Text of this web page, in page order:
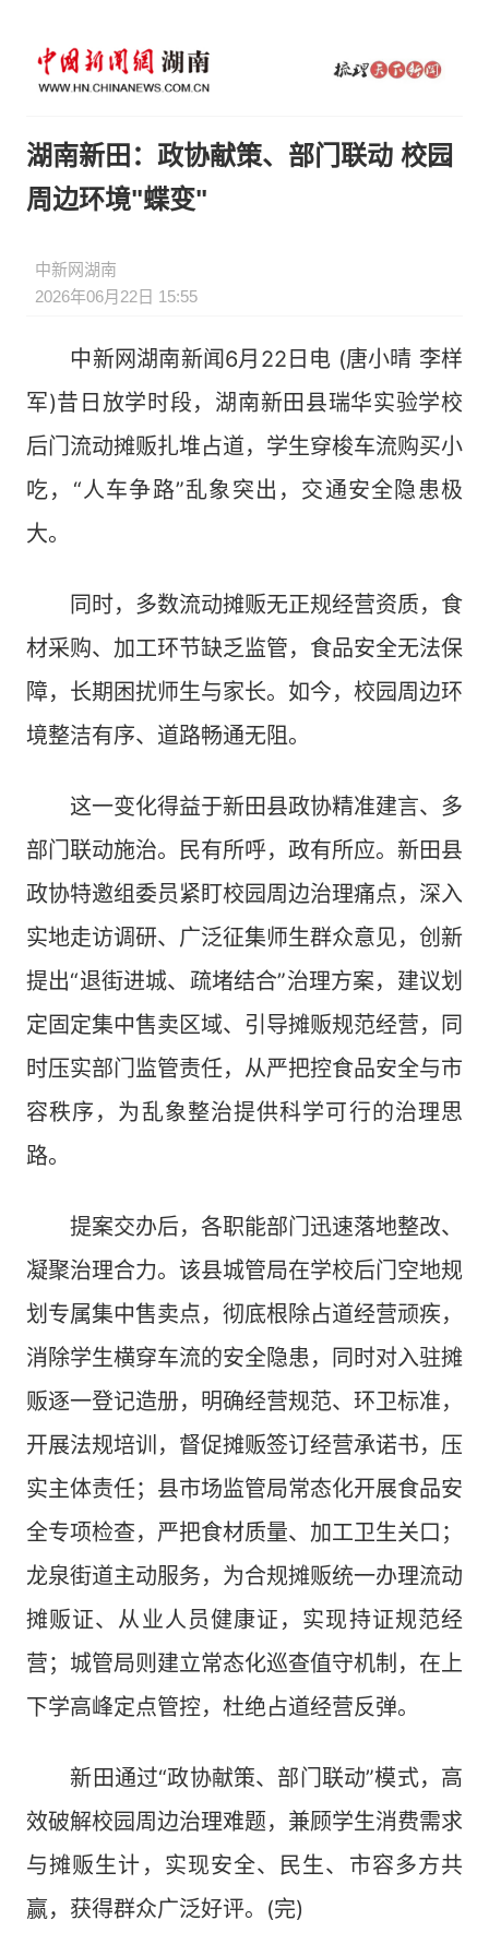
湖南新田：政协献策、部门联动 校园
周边环境"蝶变"
中新网湖南
2026年06月22日 15:55
中新网湖南新闻6月22日电 (唐小晴 李样
军)昔日放学时段，湖南新田县瑞华实验学校
后门流动摊贩扎堆占道，学生穿梭车流购买小
吃，“人车争路”乱象突出，交通安全隐患极
大。
同时，多数流动摊贩无正规经营资质，食
材采购、加工环节缺乏监管，食品安全无法保
障，长期困扰师生与家长。如今，校园周边环
境整洁有序、道路畅通无阻。
这一变化得益于新田县政协精准建言、多
部门联动施治。民有所呼，政有所应。新田县
政协特邀组委员紧盯校园周边治理痛点，深入
实地走访调研、广泛征集师生群众意见，创新
提出“退街进城、疏堵结合”治理方案，建议划
定固定集中售卖区域、引导摊贩规范经营，同
时压实部门监管责任，从严把控食品安全与市
容秩序，为乱象整治提供科学可行的治理思
路。
提案交办后，各职能部门迅速落地整改、
凝聚治理合力。该县城管局在学校后门空地规
划专属集中售卖点，彻底根除占道经营顽疾，
消除学生横穿车流的安全隐患，同时对入驻摊
贩逐一登记造册，明确经营规范、环卫标准，
开展法规培训，督促摊贩签订经营承诺书，压
实主体责任；县市场监管局常态化开展食品安
全专项检查，严把食材质量、加工卫生关口；
龙泉街道主动服务，为合规摊贩统一办理流动
摊贩证、从业人员健康证，实现持证规范经
营；城管局则建立常态化巡查值守机制，在上
下学高峰定点管控，杜绝占道经营反弹。
新田通过“政协献策、部门联动”模式，高
效破解校园周边治理难题，兼顾学生消费需求
与摊贩生计，实现安全、民生、市容多方共
赢，获得群众广泛好评。(完)